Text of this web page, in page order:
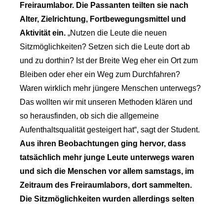
Freiraumlabor. Die Passanten teilten sie nach
Alter, Zielrichtung, Fortbewegungsmittel und
Aktivität ein. „Nutzen die Leute die neuen
Sitzmöglichkeiten? Setzen sich die Leute dort ab
und zu dorthin? Ist der Breite Weg eher ein Ort zum
Bleiben oder eher ein Weg zum Durchfahren?
Waren wirklich mehr jüngere Menschen unterwegs?
Das wollten wir mit unseren Methoden klären und
so herausfinden, ob sich die allgemeine
Aufenthaltsqualität gesteigert hat“, sagt der Student.
Aus ihren Beobachtungen ging hervor, dass
tatsächlich mehr junge Leute unterwegs waren
und sich die Menschen vor allem samstags, im
Zeitraum des Freiraumlabors, dort sammelten.
Die Sitzmöglichkeiten wurden allerdings selten